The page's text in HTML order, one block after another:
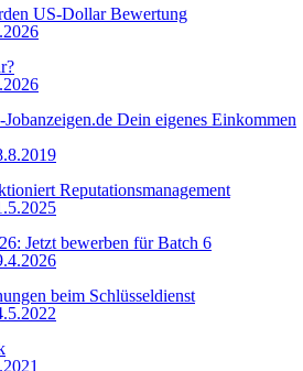
US-Dollar Bewertung
Dein eigenes Einkommen
Reputationsmanagement
Jetzt bewerben für Batch 6
beim Schlüsseldienst